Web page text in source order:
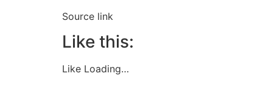
Source link
Like this:
Like Loading…